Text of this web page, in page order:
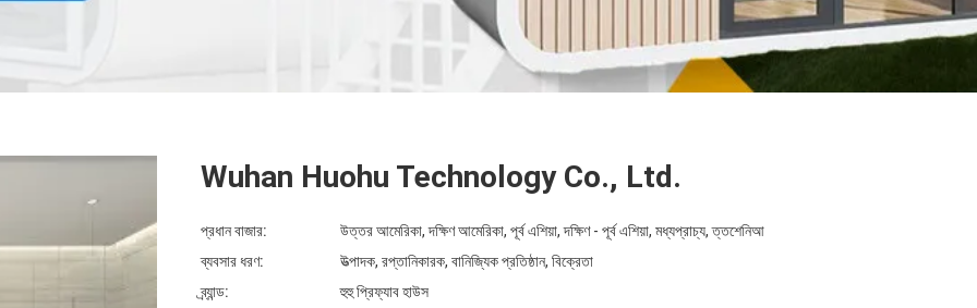
Wuhan Huohu Technology Co., Ltd.
প্রধান বাজার:
উত্তর আমেরিকা, দক্ষিণ আমেরিকা, পূর্ব এশিয়া, দক্ষিণ - পূর্ব এশিয়া, মধ্যপ্রাচ্য, ত্তশেনিআ
ব্যবসার ধরণ:
উত্পাদক, রপ্তানিকারক, বানিজ্যিক প্রতিষ্ঠান, বিক্রেতা
ব্র্যান্ড:
হুহু প্রিফ্যাব হাউস